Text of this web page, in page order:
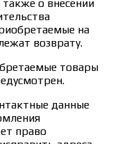
о внесении
на
возврату.
товары
данные
право